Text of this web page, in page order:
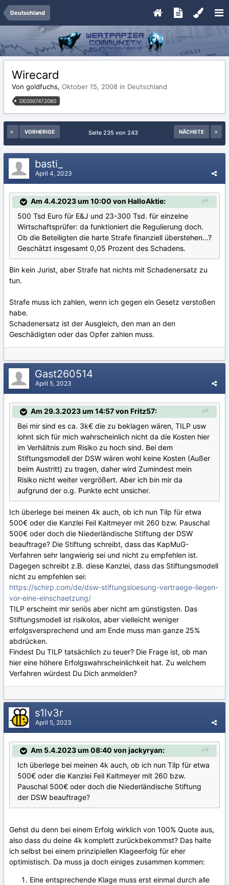
Deutschland
Wirecard
Von goldfuchs, Oktober 15, 2008 in Deutschland
DE0007472060
VORHERIGE NÄCHSTE
Seite 235 von 243
basti_
April 4, 2023
Am 4.4.2023 um 10:00 von HalloAktie:
500 Tsd Euro für E&J und 23-300 Tsd. für einzelne
Wirtschaftsprüfer: da funktioniert die Regulierung doch.
Ob die Beteiligten die harte Strafe finanziell überstehen...?
Geschätzt insgesamt 0,05 Prozent des Schadens.
Bin kein Jurist, aber Strafe hat nichts mit Schadenersatz zu
tun.
Strafe muss ich zahlen, wenn ich gegen ein Gesetz verstoßen
habe.
Schadenersatz ist der Ausgleich, den man an den
Geschädigten oder das Opfer zahlen muss.
Gast260514
April 5, 2023
Am 29.3.2023 um 14:57 von Fritz57:
Bei mir sind es ca. 3k€ die zu beklagen wären, TILP usw
lohnt sich für mich wahrscheinlich nicht da die Kosten hier
im Verhältnis zum Risiko zu hoch sind. Bei dem
Stiftungsmodell der DSW wären wohl keine Kosten (Außer
beim Austritt) zu tragen, daher wird Zumindest mein
Risiko nicht weiter vergrößert. Aber ich bin mir da
aufgrund der o.g. Punkte echt unsicher.
Ich überlege bei meinen 4k auch, ob ich nun Tilp für etwa
500€ oder die Kanzlei Feil Kaltmeyer mit 260 bzw. Pauschal
500€ oder doch die Niederländische Stiftung der DSW
beauftrage? Die Stiftung schreibt, dass das KapMuG-
Verfahren sehr langwierig sei und nicht zu empfehlen ist.
Dagegen schreibt z.B. diese Kanzlei, dass das Stiftungsmodell
nicht zu empfehlen sei:
https://schirp.com/de/dsw-stiftungsloesung-vertraege-liegen-
vor-eine-einschaetzung/
TILP erscheint mir seriös aber nicht am günstigsten. Das
Stiftungsmodell ist risikolos, aber vielleicht weniger
erfolgsversprechend und am Ende muss man ganze 25%
abdrücken.
Findest Du TILP tatsächlich zu teuer? Die Frage ist, ob man
hier eine höhere Erfolgswahrscheinlichkeit hat. Zu welchem
Verfahren würdest Du Dich anmelden?
s1lv3r
April 5, 2023
Am 5.4.2023 um 08:40 von jackyryan:
Ich überlege bei meinen 4k auch, ob ich nun Tilp für etwa
500€ oder die Kanzlei Feil Kaltmeyer mit 260 bzw.
Pauschal 500€ oder doch die Niederländische Stiftung
der DSW beauftrage?
Gehst du denn bei einem Erfolg wirklich von 100% Quote aus,
also dass du deine 4k komplett zurückbekommst? Das halte
ich selbst bei einem prinzipiellen Klageerfolg für eher
optimistisch. Da muss ja doch einiges zusammen kommen:
Eine entsprechende Klage muss erst einmal durch alle